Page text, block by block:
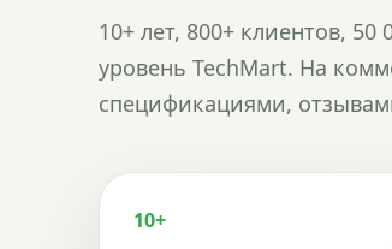
10+ лет, 800+ клиентов,
уровень TechMart. На
спецификациями,
10+